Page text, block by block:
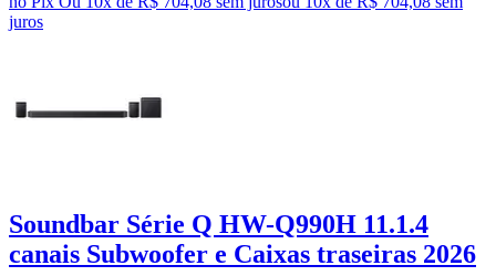
juros
Soundbar Série Q HW-Q990H 11.1.4
canais Subwoofer e Caixas traseiras 2026